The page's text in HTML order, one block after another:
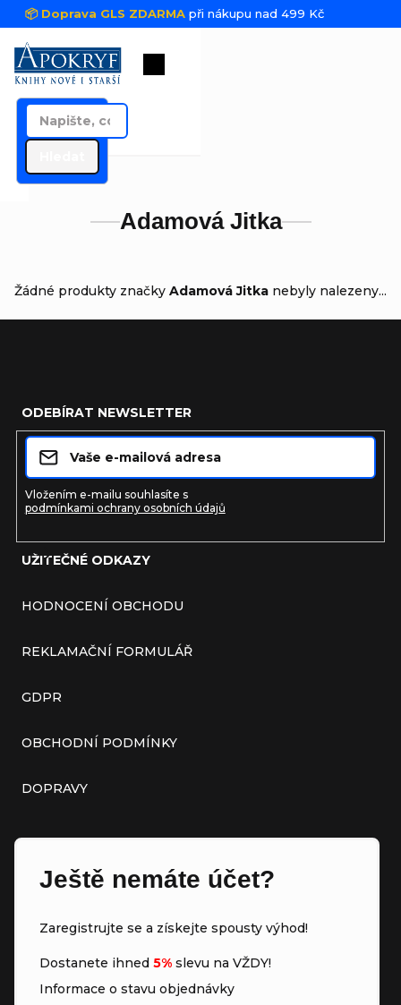
Přejít na obsah
📦 Doprava GLS ZDARMA při nákupu nad 499 Kč
Nákupní košík
Adamová Jitka
Žádné produkty značky Adamová Jitka nebyly nalezeny...
UŽITEČNÉ ODKAZY
HODNOCENÍ OBCHODU
REKLAMAČNÍ FORMULÁŘ
GDPR
OBCHODNÍ PODMÍNKY
DOPRAVY
Ještě nemáte účet?
Zaregistrujte se a získejte spousty výhod!
Dostanete ihned 5% slevu na VŽDY!
Informace o stavu objednávky
ODEBÍRAT NEWSLETTER
Vložením e-mailu souhlasíte s
podmínkami ochrany osobních údajů
Přihlásit se